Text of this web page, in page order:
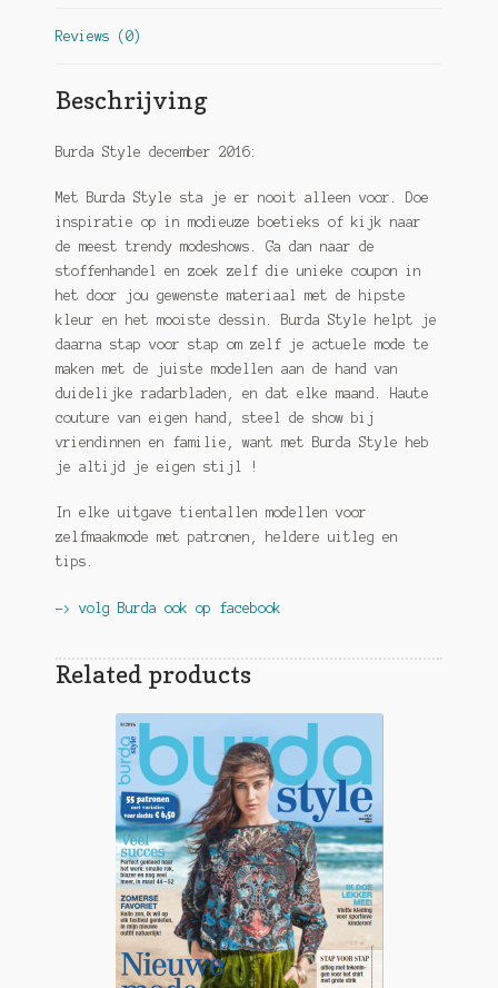
hele
Reviews (0)
Beschrijving
Burda Style december 2016:
Met Burda Style sta je er nooit alleen voor. Doe
inspiratie op in modieuze boetieks of kijk naar
de meest trendy modeshows. Ga dan naar de
stoffenhandel en zoek zelf die unieke coupon in
het door jou gewenste materiaal met de hipste
kleur en het mooiste dessin. Burda Style helpt je
daarna stap voor stap om zelf je actuele mode te
maken met de juiste modellen aan de hand van
duidelijke radarbladen, en dat elke maand. Haute
couture van eigen hand, steel de show bij
vriendinnen en familie, want met Burda Style heb
je altijd je eigen stijl !
In elke uitgave tientallen modellen voor
zelfmaakmode met patronen, heldere uitleg en
tips.
-> volg Burda ook op facebook
Related products